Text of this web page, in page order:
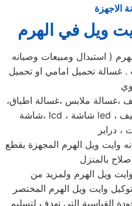
الاجهزة
ويل في الهرم
( استبدال ومبيعات وصيانه
. غسالة تحميل امامي او تحميل
،ثلاجة ،مكنسة ،تكييف ، ،ميكروويف ،غسالة ملابس ،غسالة اطباق
،شاشة lcd ، شاشة led ، ديب فريزر ،تكييف شباك ،تكييف
ويل الهرم المجهزة بقطع
بالمنزل
ويل الهرم ولمزيد من
القياسية التى تهدف لتسليم